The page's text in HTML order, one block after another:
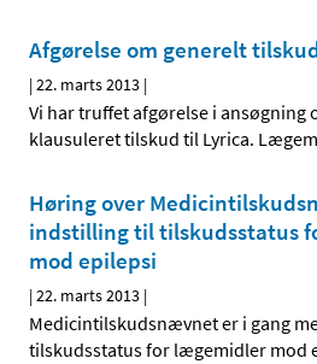
Afgørelse om generelt
|22. marts 2013 |
Vi har truffet afgørelse i ansøgning
klausuleret tilskud til Lyrica.
Høring over
indstilling til tilskudsstatus
mod epilepsi
|22. marts 2013 |
Medicintilskudsnævnet er i gang
tilskudsstatus for lægemidler mod